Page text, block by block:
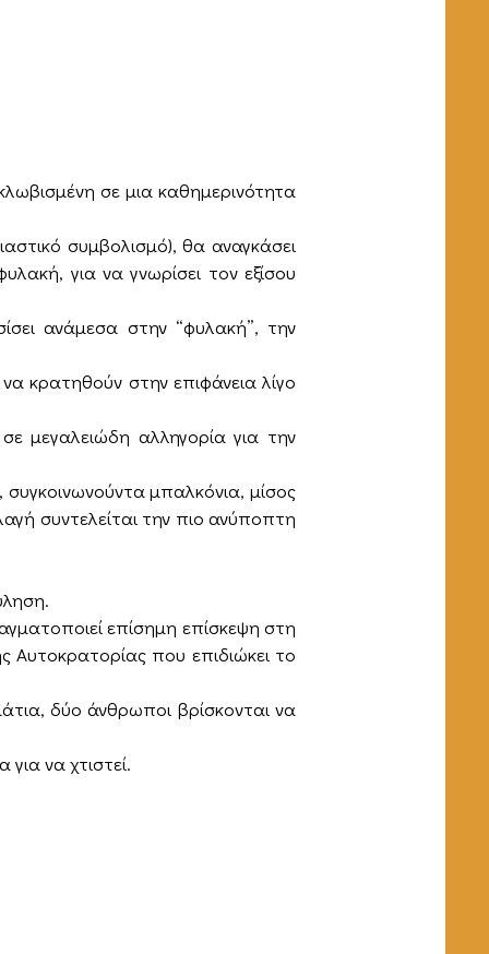
σε μια καθημερινότητα
συμβολισμό), θα αναγκάσει
για να γνωρίσει τον εξίσου
ανάμεσα στην “φυλακή”, την
κρατηθούν στην επιφάνεια λίγο
μεγαλειώδη αλληγορία για την
μπαλκόνια, μίσος
συντελείται την πιο ανύποπτη
επίσημη επίσκεψη στη
που επιδιώκει το
δύο άνθρωποι βρίσκονται να
να χτιστεί.